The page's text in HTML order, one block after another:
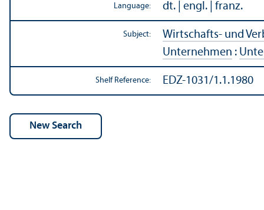
Language: dt. | engl. | franz.
Subject: Wirtschafts- und
Unternehmen :
Shelf Reference: EDZ-1031/1.1.1980